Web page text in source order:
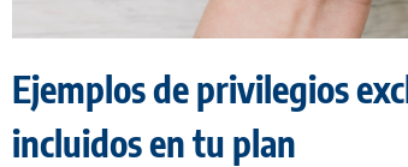
Ejemplos de privilegios
incluidos en tu plan